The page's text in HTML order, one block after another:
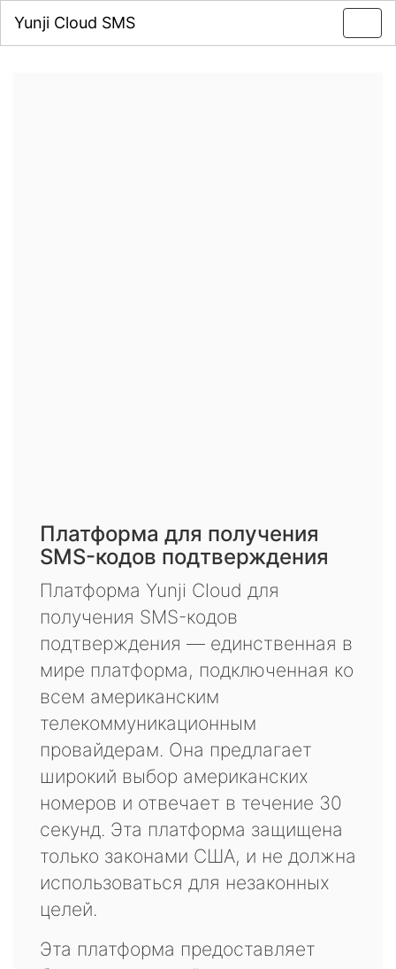
Yunji Cloud SMS
Платформа для получения
SMS-кодов подтверждения
Платформа Yunji Cloud для
получения SMS-кодов
подтверждения — единственная в
мире платформа, подключенная ко
всем американским
телекоммуникационным
провайдерам. Она предлагает
широкий выбор американских
номеров и отвечает в течение 30
секунд. Эта платформа защищена
только законами США, и не должна
использоваться для незаконных
целей.
Эта платформа предоставляет